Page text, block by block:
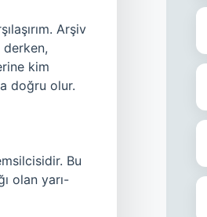
Arşiv
derken,
kim
doğru olur.
Bu
olan yarı-